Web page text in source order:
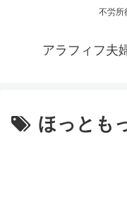
不労所
アラフィフ夫
ほっとも